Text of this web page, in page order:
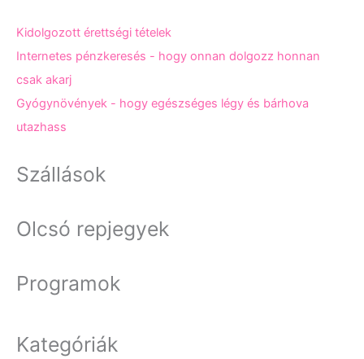
Kidolgozott érettségi tételek
Internetes pénzkeresés - hogy onnan dolgozz honnan
csak akarj
Gyógynövények - hogy egészséges légy és bárhova
utazhass
Szállások
Olcsó repjegyek
Programok
Kategóriák